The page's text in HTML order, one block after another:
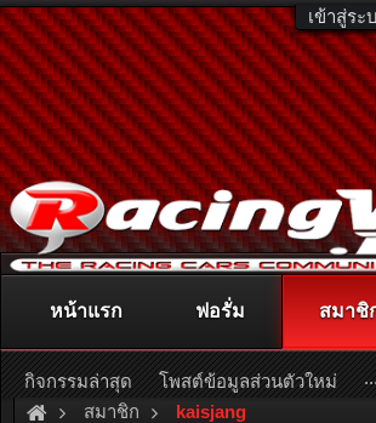
เข้าสู่ระ
ติดต่อลงโฆษณา racingweb@gmail.comหรือ
หรืออ่านรายละเอียดเพิ่มเติม ค
สมาชิก kaisjang
หน้าแรก ฟอรั่ม สมาชิ
กิจกรรมล่าสุด โพสต์ข้อมูลส่วนตัวใหม่ ...